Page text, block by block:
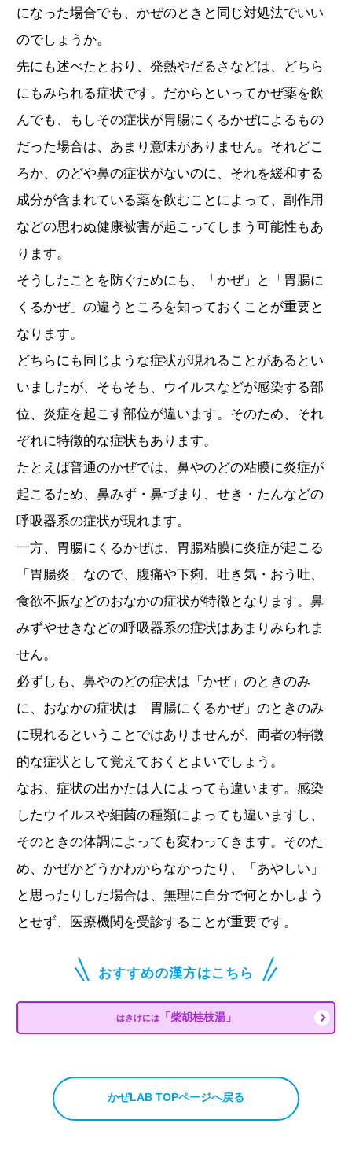
になった場合でも、かぜのときと同じ対処法でいい
のでしょうか。
先にも述べたとおり、発熱やだるさなどは、どちら
にもみられる症状です。だからといってかぜ薬を飲
んでも、もしその症状が胃腸にくるかぜによるもの
だった場合は、あまり意味がありません。それどこ
ろか、のどや鼻の症状がないのに、それを緩和する
成分が含まれている薬を飲むことによって、副作用
などの思わぬ健康被害が起こってしまう可能性もあ
ります。
そうしたことを防ぐためにも、「かぜ」と「胃腸に
くるかぜ」の違うところを知っておくことが重要と
なります。
どちらにも同じような症状が現れることがあるとい
いましたが、そもそも、ウイルスなどが感染する部
位、炎症を起こす部位が違います。そのため、それ
ぞれに特徴的な症状もあります。
たとえば普通のかぜでは、鼻やのどの粘膜に炎症が
起こるため、鼻みず・鼻づまり、せき・たんなどの
呼吸器系の症状が現れます。
一方、胃腸にくるかぜは、胃腸粘膜に炎症が起こる
「胃腸炎」なので、腹痛や下痢、吐き気・おう吐、
食欲不振などのおなかの症状が特徴となります。鼻
みずやせきなどの呼吸器系の症状はあまりみられま
せん。
必ずしも、鼻やのどの症状は「かぜ」のときのみ
に、おなかの症状は「胃腸にくるかぜ」のときのみ
に現れるということではありませんが、両者の特徴
的な症状として覚えておくとよいでしょう。
なお、症状の出かたは人によっても違います。感染
したウイルスや細菌の種類によっても違いますし、
そのときの体調によっても変わってきます。そのた
め、かぜかどうかわからなかったり、「あやしい」
と思ったりした場合は、無理に自分で何とかしよう
とせず、医療機関を受診することが重要です。
おすすめの漢方はこちら
はきけには「柴胡桂枝湯」
かぜLAB TOPページへ戻る